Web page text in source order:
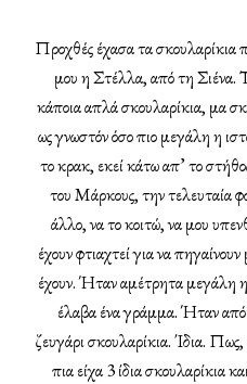
Προχθές έχασα τα σκουλαρίκια
μου η Στέλλα, από τη Σιένα.
κάποια απλά σκουλαρίκια, μα
ως γνωστόν όσο πιο μεγάλη η
το κρακ, εκεί κάτω απ’ το
του Μάρκους, την τελευταία
άλλο, να το κοιτώ, να μου
έχουν φτιαχτεί για να
έχουν. Ήταν αμέτρητα μεγάλη
έλαβα ένα γράμμα. Ήταν από
ζευγάρι σκουλαρίκια. Ίδια.
πια είχα 3 ίδια σκουλαρίκια